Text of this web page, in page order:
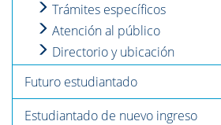
Trámites específicos
Atención al público
Directorio y ubicación
Futuro estudiantado
Estudiantado de nuevo ingreso